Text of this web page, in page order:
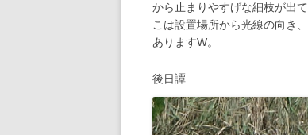
から止まりやすげな細枝が出
こは設置場所から光線の向き
ありますW。